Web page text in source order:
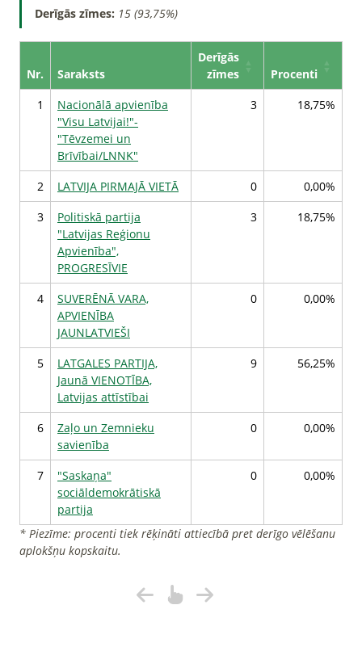
Derīgās zīmes: 15 (93,75%)
Nr. Saraksts
Derīgās
zīmes
Procenti
1
Nacionālā apvienība
"Visu Latvijai!"-
"Tēvzemei un
Brīvībai/LNNK"
3 18,75%
2 LATVIJA PIRMAJĀ VIETĀ 0
0,00%
3
Politiskā partija
"Latvijas Reģionu
Apvienība",
PROGRESĪVIE
3 18,75%
4
SUVERĒNĀ VARA,
APVIENĪBA
JAUNLATVIEŠI
0 0,00%
5
LATGALES PARTIJA,
Jaunā VIENOTĪBA,
Latvijas attīstībai
9 56,25%
6
Zaļo un Zemnieku
savienība
0 0,00%
7
"Saskaņa"
sociāldemokrātiskā
partija
0 0,00%
* Piezīme: procenti tiek rēķināti attiecībā pret derīgo vēlēšanu
aplokšņu kopskaitu.